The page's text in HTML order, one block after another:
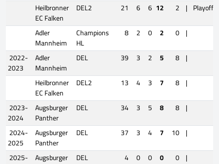
Heilbronner
EC Falken
DEL2 21 6 6 12 2 | Playoffs
Adler
Mannheim
Champions
HL
8 2 0 2 0 |
2022-
2023
Adler
Mannheim
DEL 39 3 2 5 8 |
Heilbronner
EC Falken
DEL2 13 4 3 7 8 |
2023-
2024
Augsburger
Panther
DEL 34 3 5 8 8 |
2024-
2025
Augsburger
Panther
DEL 37 3 4 7 10 |
2025- Augsburger
DEL 4 0 0 0 0 |